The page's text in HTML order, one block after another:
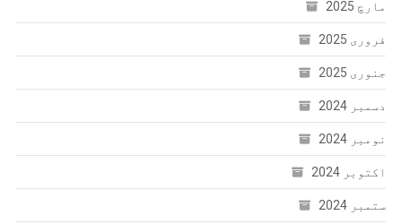
مارچ 2025
فروری 2025
جنوری 2025
دسمبر 2024
نومبر 2024
اکتوبر 2024
ستمبر 2024